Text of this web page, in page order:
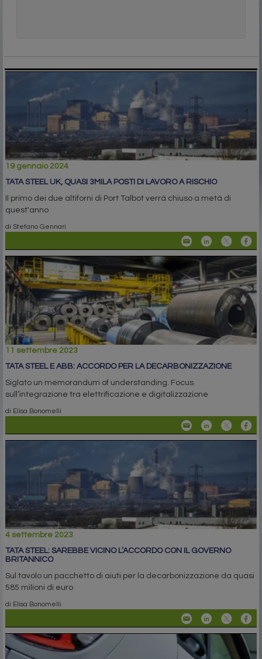
19 gennaio 2024
TATA STEEL UK, QUASI 3MILA POSTI DI LAVORO A RISCHIO
Il primo dei due altiforni di Port Talbot verrà chiuso a metà di
quest'anno
di Stefano Gennari
11 settembre 2023
TATA STEEL E ABB: ACCORDO PER LA DECARBONIZZAZIONE
Siglato un memorandum of understanding. Focus
sull’integrazione tra elettrificazione e digitalizzazione
di Elisa Bonomelli
4 settembre 2023
TATA STEEL: SAREBBE VICINO L’ACCORDO CON IL GOVERNO
BRITANNICO
Sul tavolo un pacchetto di aiuti per la decarbonizzazione da quasi
585 milioni di euro
di Elisa Bonomelli